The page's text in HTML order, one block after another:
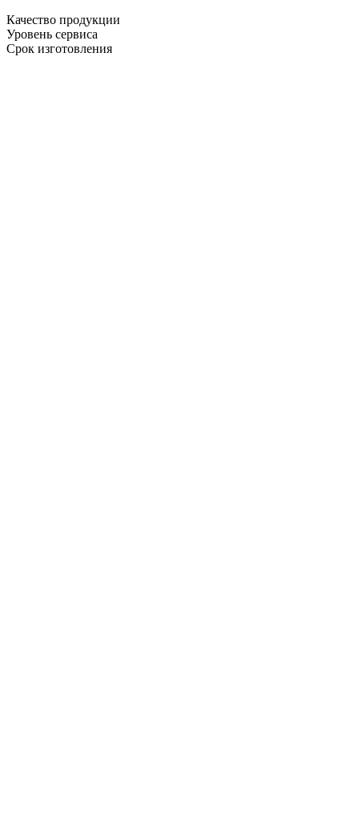
Качество продукции
Уровень сервиса
Срок изготовления